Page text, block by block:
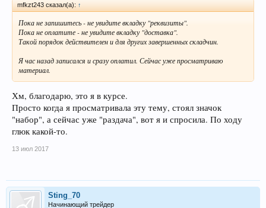
mfkzt243 сказал(а): ↑
Пока не запишитесь - не увидите вкладку "реквизиты".
Пока не оплатите - не увидите вкладку "доставка".
Такой порядок действителен и для других завершенных складчин.
Я час назад записался и сразу оплатил. Сейчас уже просматриваю
материал.
Хм, благодарю, это я в курсе.
Просто когда я просматривала эту тему, стоял значок
"набор", а сейчас уже "раздача", вот я и спросила. По ходу
глюк какой-то.
13 июл 2017
Sting_70
Начинающий трейдер